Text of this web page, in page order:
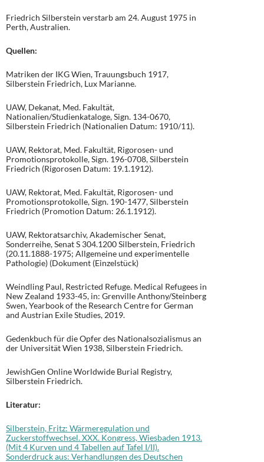
Friedrich Silberstein verstarb am 24. August 1975 in
Perth, Australien.
Quellen:
Matriken der IKG Wien, Trauungsbuch 1917,
Silberstein Friedrich, Lux Marianne.
UAW, Dekanat, Med. Fakultät,
Nationalien/Studienkataloge, Sign. 134-0670,
Silberstein Friedrich (Nationalien Datum: 1910/11).
UAW, Rektorat, Med. Fakultät, Rigorosen- und
Promotionsprotokolle, Sign. 196-0708, Silberstein
Friedrich (Rigorosen Datum: 19.1.1912).
UAW, Rektorat, Med. Fakultät, Rigorosen- und
Promotionsprotokolle, Sign. 190-1477, Silberstein
Friedrich (Promotion Datum: 26.1.1912).
UAW, Rektoratsarchiv, Akademischer Senat,
Sonderreihe, Senat S 304.1200 Silberstein, Friedrich
(20.11.1888-1975; Allgemeine und experimentelle
Pathologie) (Dokument (Einzelstück)
Weindling Paul, Restricted Refuge. Medical Refugees in
New Zealand 1933-45, in: Grenville Anthony/Steinberg
Swen, Yearbook of the Research Centre for German
and Austrian Exile Studies, 2019.
Gedenkbuch für die Opfer des Nationalsozialismus an
der Universität Wien 1938, Silberstein Friedrich.
JewishGen Online Worldwide Burial Registry,
Silberstein Friedrich.
Literatur:
Silberstein, Fritz: Wärmeregulation und
Zuckerstoffwechsel. XXX. Kongress, Wiesbaden 1913.
(Mit 4 Kurven und 4 Tabellen auf Tafel I/II).
Sonderdruck aus: Verhandlungen des Deutschen